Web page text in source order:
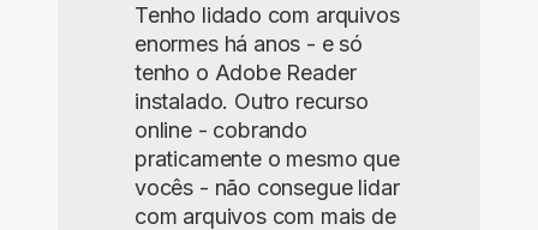
Tenho lidado com arquivos
enormes há anos - e só
tenho o Adobe Reader
instalado. Outro recurso
online - cobrando
praticamente o mesmo que
vocês - não consegue lidar
com arquivos com mais de